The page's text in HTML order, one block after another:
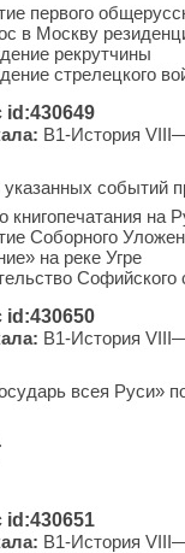
первого
в Москву
рекрутчины
стрелецкого
id:430649
B1-История
указанных событий
книгопечатания на
Соборного
на реке Угре
Софийского
id:430650
B1-История
всея Руси»
id:430651
B1-История